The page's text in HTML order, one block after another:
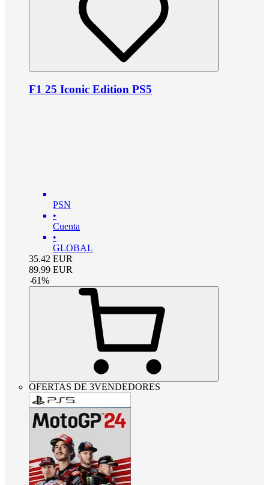
F1 25 Iconic Edition PS5
PSN
•
Cuenta
•
GLOBAL
35.42 EUR
89.99 EUR
-61%
OFERTAS DE 3VENDEDORES